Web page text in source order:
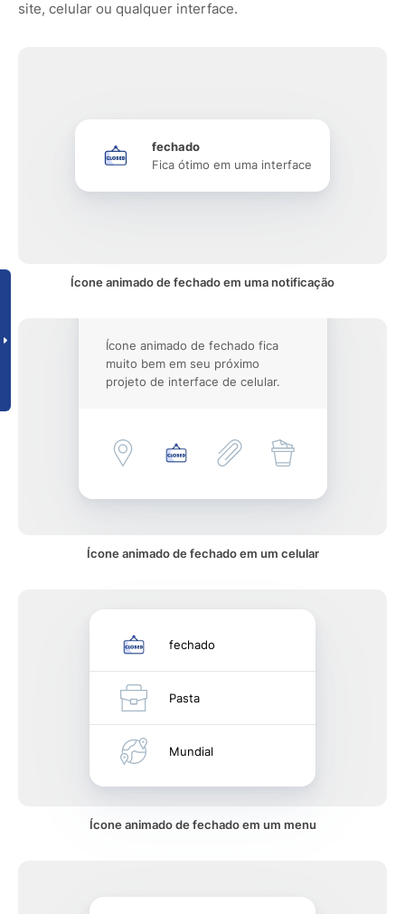
site, celular ou qualquer interface.
fechado
Fica ótimo em uma interface
Ícone animado de fechado em uma notificação
Ícone animado de fechado fica
muito bem em seu próximo
projeto de interface de celular.
Ícone animado de fechado em um celular
fechado
Pasta
Mundial
Ícone animado de fechado em um menu